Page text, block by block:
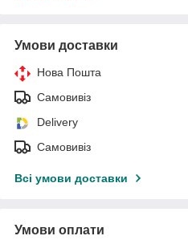
Умови доставки
Нова Пошта
Самовивіз
Delivery
Самовивіз
Всі умови доставки
Умови оплати